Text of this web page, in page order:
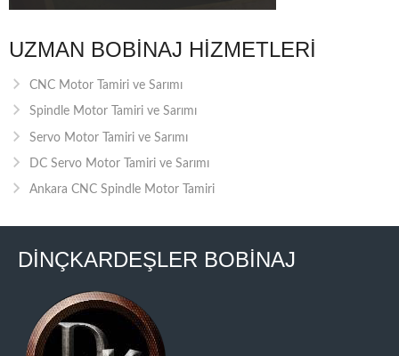
UZMAN BOBINAJ HIZMETLERI
CNC Motor Tamiri ve Sarımı
Spindle Motor Tamiri ve Sarımı
Servo Motor Tamiri ve Sarımı
DC Servo Motor Tamiri ve Sarımı
Ankara CNC Spindle Motor Tamiri
DİNÇKARDEŞLER BOBİNAJ